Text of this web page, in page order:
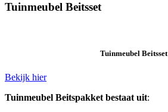
Tuinmeubel Beitsset
Tuinmeubel Beitsset
Bekijk hier
Tuinmeubel Beitspakket bestaat uit: